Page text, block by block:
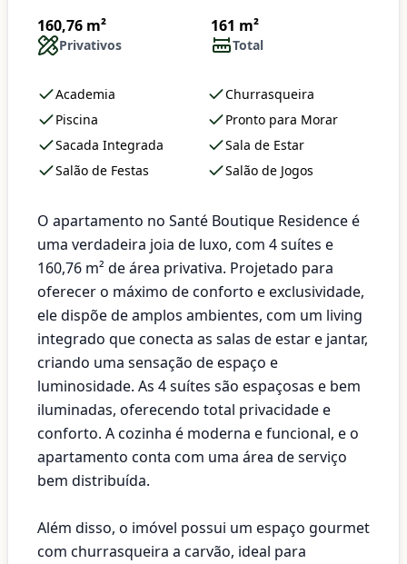
160,76 m²
Privativos
161 m²
Total
Academia
Churrasqueira
Piscina
Pronto para Morar
Sacada Integrada
Sala de Estar
Salão de Festas
Salão de Jogos
O apartamento no Santé Boutique Residence é
uma verdadeira joia de luxo, com 4 suítes e
160,76 m² de área privativa. Projetado para
oferecer o máximo de conforto e exclusividade,
ele dispõe de amplos ambientes, com um living
integrado que conecta as salas de estar e jantar,
criando uma sensação de espaço e
luminosidade. As 4 suítes são espaçosas e bem
iluminadas, oferecendo total privacidade e
conforto. A cozinha é moderna e funcional, e o
apartamento conta com uma área de serviço
bem distribuída.
Além disso, o imóvel possui um espaço gourmet
com churrasqueira a carvão, ideal para